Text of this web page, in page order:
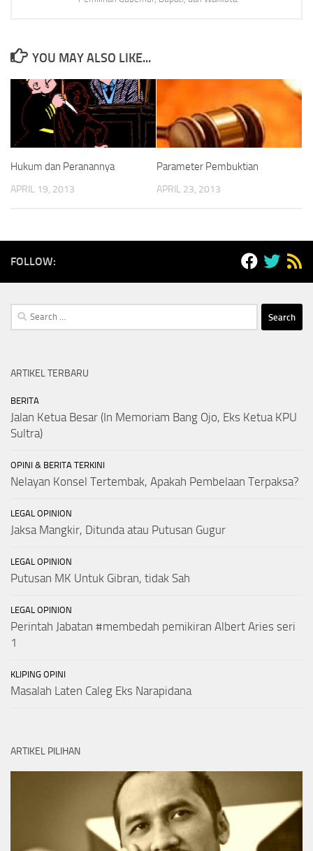
YOU MAY ALSO LIKE...
Hukum dan Peranannya
APRIL 19, 2013
Parameter Pembuktian
APRIL 23, 2013
FOLLOW:
Search
for:
ARTIKEL TERBARU
BERITA
Jalan Ketua Besar (In Memoriam Bang Ojo, Eks Ketua KPU
Sultra)
OPINI & BERITA TERKINI
Nelayan Konsel Tertembak, Apakah Pembelaan Terpaksa?
LEGAL OPINION
Jaksa Mangkir, Ditunda atau Putusan Gugur
LEGAL OPINION
Putusan MK Untuk Gibran, tidak Sah
LEGAL OPINION
Perintah Jabatan #membedah pemikiran Albert Aries seri
1
KLIPING OPINI
Masalah Laten Caleg Eks Narapidana
ARTIKEL PILIHAN